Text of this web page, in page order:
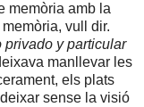
memòria amb la
vull dir.
privado y particular
manllevar les
els plats
sense la visió